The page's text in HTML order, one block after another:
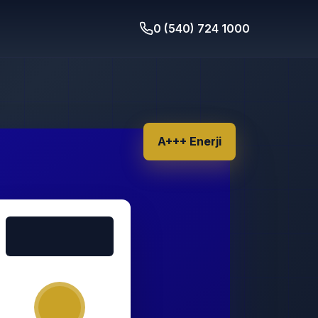
0 (540) 724 1000
A+++ Enerji